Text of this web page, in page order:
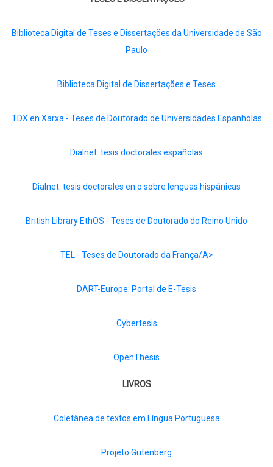
Biblioteca Digital de Teses e Dissertações da Universidade de São
Paulo
Biblioteca Digital de Dissertações e Teses
TDX en Xarxa - Teses de Doutorado de Universidades Espanholas
Dialnet: tesis doctorales españolas
Dialnet: tesis doctorales en o sobre lenguas hispánicas
British Library EthOS - Teses de Doutorado do Reino Unido
TEL - Teses de Doutorado da França/A>
DART-Europe: Portal de E-Tesis
Cybertesis
OpenThesis
LIVROS
Coletânea de textos em Língua Portuguesa
Projeto Gutenberg